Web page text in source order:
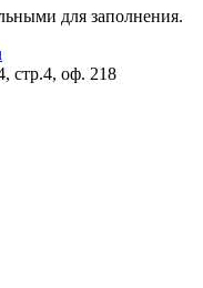
для заполнения.
стр.4, оф. 218